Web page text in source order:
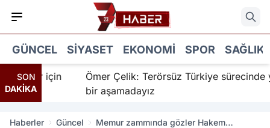
GÜNCEL SIYASET EKONOMI SPOR SAĞLIK
SON
DAKİKA
için
Ömer Çelik: Terörsüz Türkiye sürecinde yeni
bir aşamadayız
Haberler Güncel
Memur zammında gözler Hakem